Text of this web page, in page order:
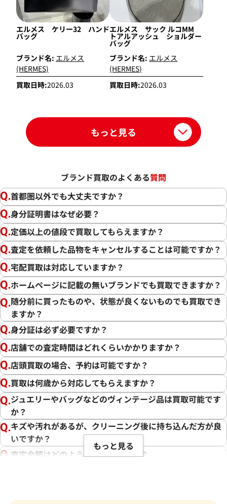
エルメス ケリー32 ハンド
バッグ
ブランド名: エルメス
(HERMES)
買取日時:2026.03
エルメス サック ルコMM
トアルアッシュ ショルダー
バッグ
ブランド名: エルメス
(HERMES)
買取日時:2026.03
もっと見る
ブランド買取のよくある質問
首都圏以外でも大丈夫ですか？
身分証明書はなぜ必要？
定価以上の値段で買取してもらえますか？
査定を依頼した品物をキャンセルすることは可能ですか？
宅配買取は対応していますか？
ホームページに記載の無いブランドでも買取できますか？
随分前に買ったものや、状態が良くないものでも買取でき
ますか？
身分証は必ず必要ですか？
店舗での査定時間はどれくらいかかりますか？
店頭買取の場合、予約は可能ですか？
買取は何歳から対応してもらえますか？
ジュエリーやバッグなどのヴィンテージ品は買取可能です
か？
キズや汚れがあるが、クリーニング後に持ち込んだ方が良
いですか？
査定金額はどのように決まりますか？
売却するか悩んでいるのですが、査定だけお願いできます
もっと見る